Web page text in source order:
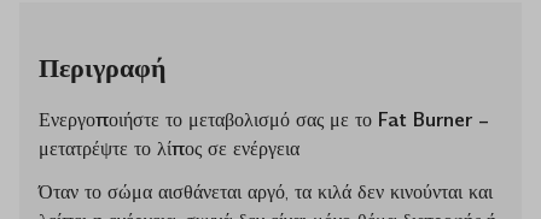
Περιγραφή
Ενεργοποιήστε το μεταβολισμό σας με το Fat Burner –
μετατρέψτε το λίπος σε ενέργεια
Όταν το σώμα αισθάνεται αργό, τα κιλά δεν κινούνται και